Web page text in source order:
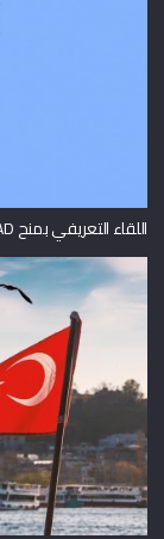
اللقاء التعريفي بمنح DAAD للعام الأكاديمي 2027/2028